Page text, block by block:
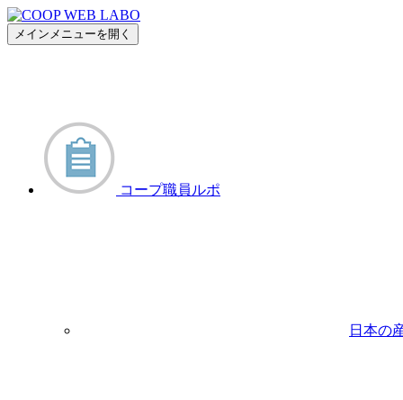
メインメニューを開く
コープ職員ルポ
日本の